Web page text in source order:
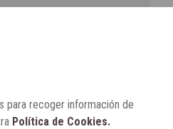
Nacional de
para recoger información de
Política de Cookies.